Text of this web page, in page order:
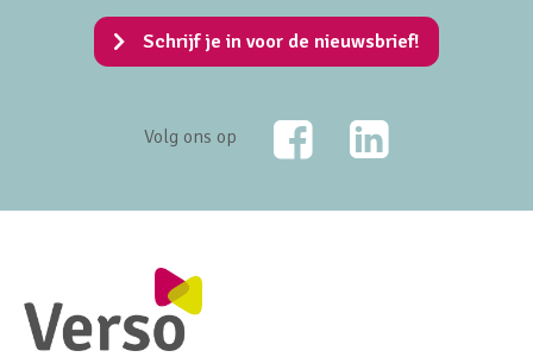
Schrijf je in voor de nieuwsbrief!
Volg ons op
FacebookLinkedIn